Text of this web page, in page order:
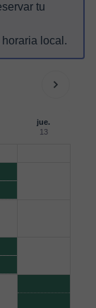
tu
horaria local.
jue.
13